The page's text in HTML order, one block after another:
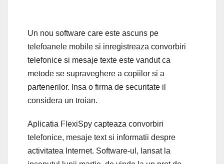
Un nou software care este ascuns pe
telefoanele mobile si inregistreaza convorbiri
telefonice si mesaje texte este vandut ca
metode se supraveghere a copiilor si a
partenerilor. Insa o firma de securitate il
considera un troian.
Aplicatia FlexiSpy capteaza convorbiri
telefonice, mesaje text si informatii despre
activitatea Internet. Software-ul, lansat la